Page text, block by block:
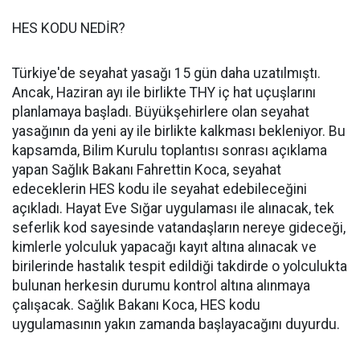
HES KODU NEDİR?
Türkiye'de seyahat yasağı 15 gün daha uzatılmıştı.
Ancak, Haziran ayı ile birlikte THY iç hat uçuşlarını
planlamaya başladı. Büyükşehirlere olan seyahat
yasağının da yeni ay ile birlikte kalkması bekleniyor. Bu
kapsamda, Bilim Kurulu toplantısı sonrası açıklama
yapan Sağlık Bakanı Fahrettin Koca, seyahat
edeceklerin HES kodu ile seyahat edebileceğini
açıkladı. Hayat Eve Sığar uygulaması ile alınacak, tek
seferlik kod sayesinde vatandaşların nereye gideceği,
kimlerle yolculuk yapacağı kayıt altına alınacak ve
birilerinde hastalık tespit edildiği takdirde o yolculukta
bulunan herkesin durumu kontrol altına alınmaya
çalışacak. Sağlık Bakanı Koca, HES kodu
uygulamasının yakın zamanda başlayacağını duyurdu.